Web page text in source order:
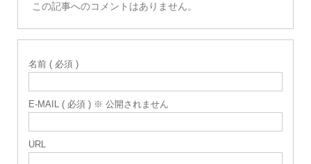
この記事へのコメントはありません。
名前 ( 必須 )
E-MAIL ( 必須 ) ※ 公開されません
URL